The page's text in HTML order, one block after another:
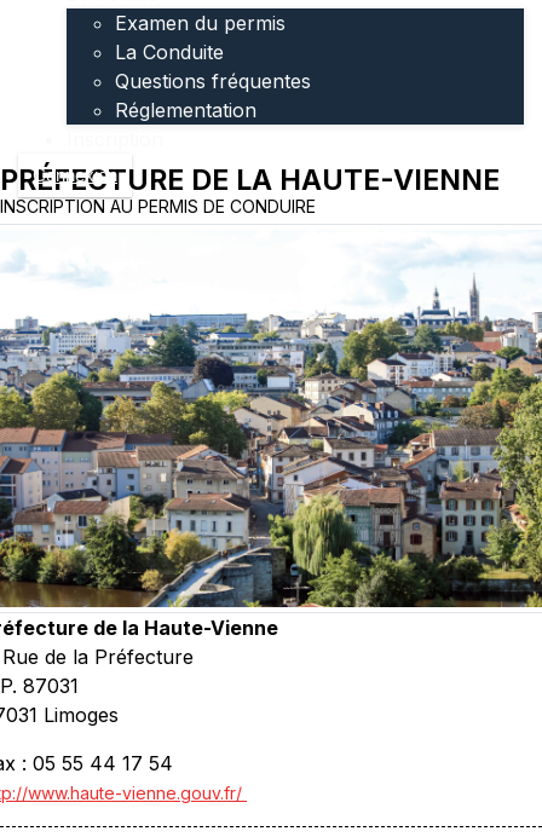
Examen du permis
La Conduite
Questions fréquentes
Réglementation
Connexion
PRÉFECTURE DE LA HAUTE-VIENNE
INSCRIPTION AU PERMIS DE CONDUIRE
de la Haute-Vienne
Rue de la Préfecture
87031
Limoges
: 05 55 44 17 54
www.haute-vienne.gouv.fr/